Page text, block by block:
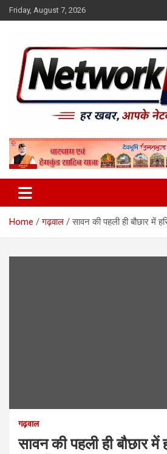
Skip
to
Friday, August 7, 2026
Network10tv
Home गढ़वाल सावन की पहली ही बौछार में
गढ़वाल
सावन की पहली ही बौछार में